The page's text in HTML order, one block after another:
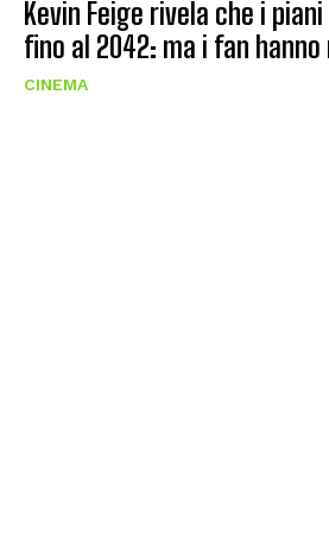
Kevin Feige rivela che i
fino al 2042: ma i fan
CINEMA